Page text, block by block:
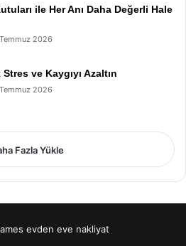
ile Her Anı Daha Değerli Hale
2026
ve Kaygıyı Azaltın
2026
Fazla Yükle
evden eve nakliyat